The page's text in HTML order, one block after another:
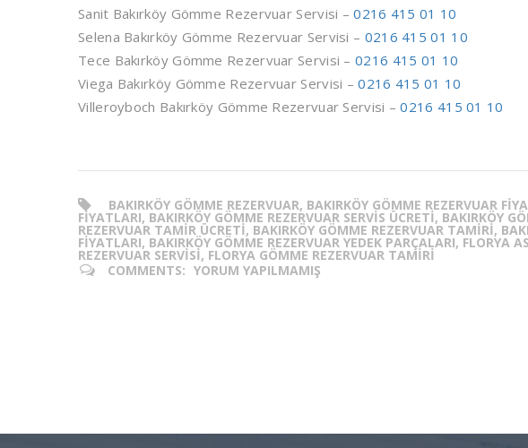
Sanit Bakırköy Gömme Rezervuar Servisi –0216 415 01 10
Selena Bakırköy Gömme Rezervuar Servisi – 0216 415 01 10
Tece Bakırköy Gömme Rezervuar Servisi – 0216 415 01 10
Viega Bakırköy Gömme Rezervuar Servisi –0216 415 01 10
Villeroyboch Bakırköy Gömme Rezervuar Servisi –0216 415 01 10
BAKIRKÖY GÖMME REZERVUAR, BAKIRKÖY GÖMME REZERVUAR
FIYATLARI, BAKIRKÖY GÖMME REZERVUAR SERVIS ÜCRETI, BAKIRKÖY
REZERVUAR TAMIR ÜCRETI, BAKIRKÖY GÖMME REZERVUAR TAMIRI,
FIYATLARI, BAKIRKÖY GÖMME REZERVUAR YEDEK PARÇALARI, FLORYA
REZERVUAR SERVISI, FLORYA GÖMME REZERVUAR TAMIRI
COMMENTS: YORUM YAPILMAMIŞ